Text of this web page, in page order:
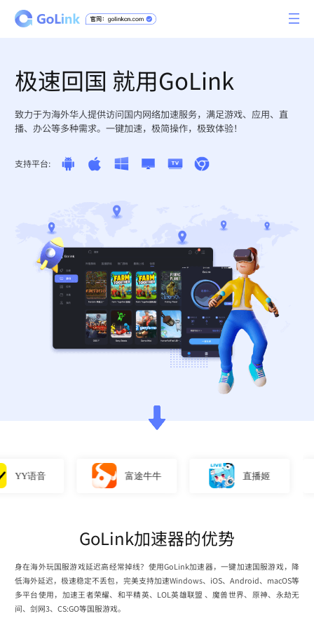
极速回国 就用GoLink
致力于为海外华人提供访问国内网络加速服务，满足游戏、应用、直
播、办公等多种需求。一键加速，极简操作，极致体验！
支持平台:
语音 富途牛牛 直播姬
GoLink加速器的优势
身在海外玩国服游戏延迟高经常掉线？使用GoLink加速器，一键加速国服游戏，降
低海外延迟，极速稳定不丢包，完美支持加速Windows、iOS、Android、macOS等
多平台使用，加速王者荣耀、和平精英、LOL英雄联盟 、魔兽世界、原神、永劫无
间、剑网3、CS:GO等国服游戏。